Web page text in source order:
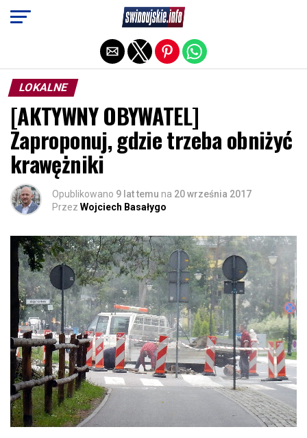
LOKALNE
[AKTYWNY OBYWATEL]
Zaproponuj, gdzie trzeba obniżyć
krawężniki
Opublikowano 9 lat temu na 20 września 2017
Przez Wojciech Basałygo
Exit mobile version